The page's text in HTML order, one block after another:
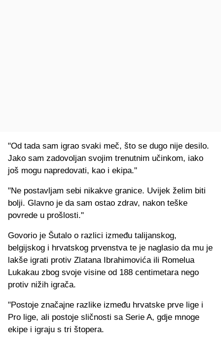
"Od tada sam igrao svaki meč, što se dugo nije desilo.
Jako sam zadovoljan svojim trenutnim učinkom, iako
još mogu napredovati, kao i ekipa."
"Ne postavljam sebi nikakve granice. Uvijek želim biti
bolji. Glavno je da sam ostao zdrav, nakon teške
povrede u prošlosti."
Govorio je Šutalo o razlici između talijanskog,
belgijskog i hrvatskog prvenstva te je naglasio da mu je
lakše igrati protiv Zlatana Ibrahimovića ili Romelua
Lukakau zbog svoje visine od 188 centimetara nego
protiv nižih igrača.
"Postoje značajne razlike između hrvatske prve lige i
Pro lige, ali postoje sličnosti sa Serie A, gdje mnoge
ekipe i igraju s tri štopera.